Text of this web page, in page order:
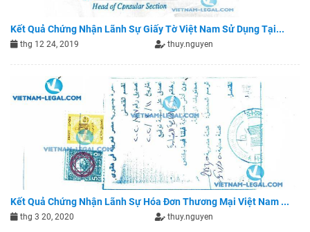
Kết Quả Chứng Nhận Lãnh Sự Giấy Tờ Việt Nam Sử Dụng Tại...
thg 12 24, 2019 thuy.nguyen
Kết Quả Chứng Nhận Lãnh Sự Hóa Đơn Thương Mại Việt Nam ...
thg 3 20, 2020 thuy.nguyen